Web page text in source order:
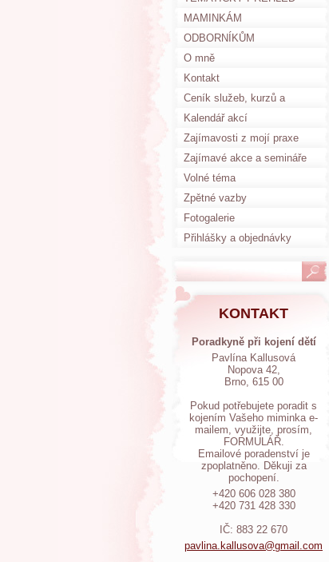
VŠECH ČLÁNKŮ
MAMINKÁM
ODBORNÍKŮM
O mně
Kontakt
Ceník služeb, kurzů a
pomůcek
Kalendář akcí
Zajímavosti z mojí praxe
Zajímavé akce a semináře
Volné téma
Zpětné vazby
Fotogalerie
Přihlášky a objednávky
KONTAKT
Poradkyně při kojení dětí
Pavlína Kallusová
Nopova 42,
Brno, 615 00
Pokud potřebujete poradit s
kojením Vašeho miminka e-
mailem, využijte, prosím,
FORMULÁŘ.
Emailové poradenství je
zpoplatněno. Děkuji za
pochopení.
+420 606 028 380
+420 731 428 330
IČ: 883 22 670
pavlina. kallusova@gmail.com